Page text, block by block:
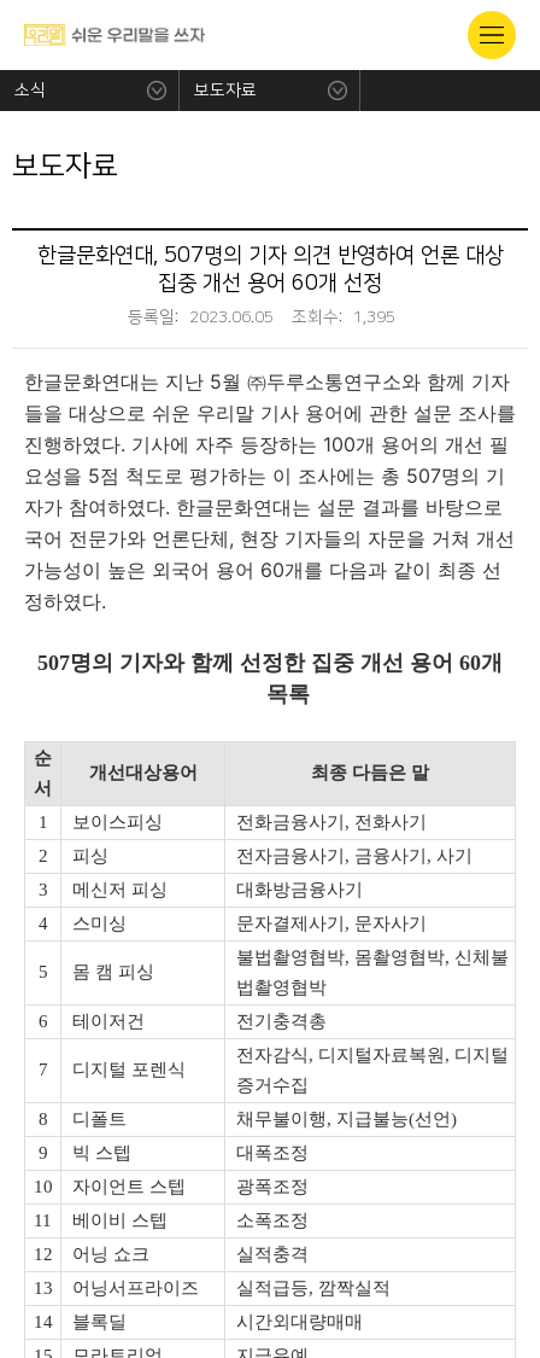
소식 보도자료
보도자료
한글문화연대, 507명의 기자 의견 반영하여 언론 대상
집중 개선 용어 60개 선정
등록일: 2023.06.05 조회수: 1,395
한글문화연대는 지난 5월 ㈜두루소통연구소와 함께 기자
들을 대상으로 쉬운 우리말 기사 용어에 관한 설문 조사를
진행하였다. 기사에 자주 등장하는 100개 용어의 개선 필
요성을 5점 척도로 평가하는 이 조사에는 총 507명의 기
자가 참여하였다. 한글문화연대는 설문 결과를 바탕으로
국어 전문가와 언론단체, 현장 기자들의 자문을 거쳐 개선
가능성이 높은 외국어 용어 60개를 다음과 같이 최종 선
정하였다.
507명의 기자와 함께 선정한 집중 개선 용어 60개
목록
순
서
개선대상용어 최종 다듬은 말
1 보이스피싱
전화금융사기, 전화사기
2
피싱
전자금융사기, 금융사기, 사기
3
메신저 피싱
대화방금융사기
4
스미싱 문자결제사기, 문자사기
5 몸 캠 피싱
불법촬영협박, 몸촬영협박, 신체불
법촬영협박
6
테이저건 전기충격총
7 디지털 포렌식
전자감식, 디지털자료복원, 디지털
증거수집
8
디폴트
채무불이행, 지급불능(선언)
9
빅 스텝
대폭조정
10
자이언트 스텝
광폭조정
11
베이비 스텝
소폭조정
12
어닝 쇼크
실적충격
13
어닝서프라이즈
실적급등, 깜짝실적
14
블록딜
시간외대량매매